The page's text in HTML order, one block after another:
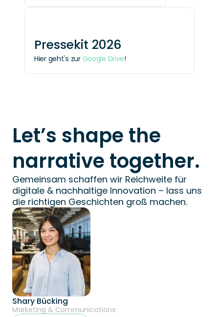
Pressekit 2026
Hier geht's zur Google Drive!
Let’s shape the
narrative together.
Gemeinsam schaffen wir Reichweite für
digitale & nachhaltige Innovation – lass uns
die richtigen Geschichten groß machen.
Shary Bücking
Marketing & Communications